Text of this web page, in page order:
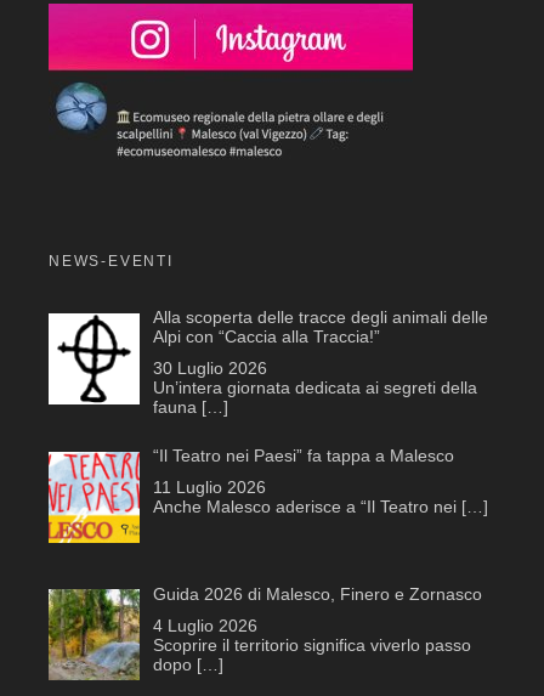
NEWS-EVENTI
Alla scoperta delle tracce degli animali delle
Alpi con “Caccia alla Traccia!”
30 Luglio 2026
Un’intera giornata dedicata ai segreti della
fauna […]
“Il Teatro nei Paesi” fa tappa a Malesco
11 Luglio 2026
Anche Malesco aderisce a “Il Teatro nei […]
Guida 2026 di Malesco, Finero e Zornasco
4 Luglio 2026
Scoprire il territorio significa viverlo passo
dopo […]